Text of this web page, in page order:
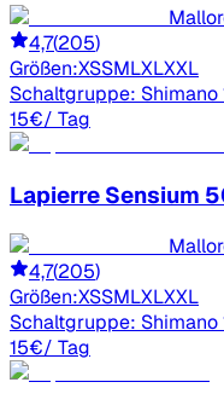
4,7(205)
Größen:XSSMLXLXXL
Schaltgruppe: Shimano
15€/ Tag
Lapierre Sensium
4,7(205)
Größen:XSSMLXLXXL
Schaltgruppe: Shimano
15€/ Tag